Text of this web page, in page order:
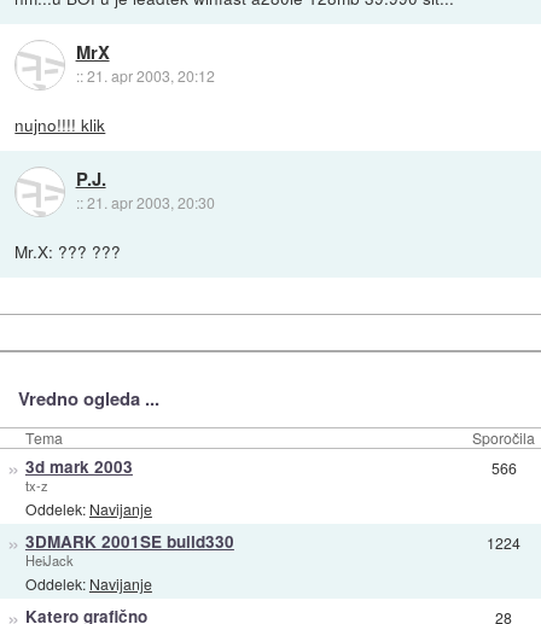
MrX
::21. apr 2003, 20:12
nujno!!!! klik
P.J.
::21. apr 2003, 20:30
Mr.X: ??? ???
Vredno ogleda ...
Tema Sporočila
» 3d mark 2003
tx-z
Oddelek: Navijanje
566
» 3DMARK 2001SE build330
HeiJack
Oddelek: Navijanje
1224
» Katero grafično 28